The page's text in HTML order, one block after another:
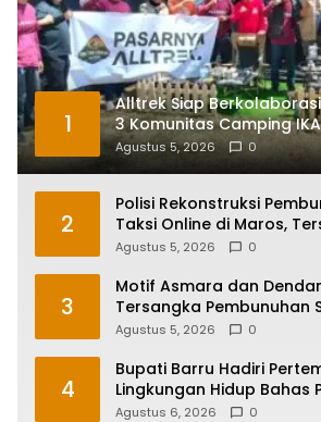
1
Alltrek Siap
3 Komunitas Camping
Makassar di Malino
Agustus 5, 2026 0
2
Polisi Rekonstruksi
Taksi Online di Maros,
Peragakan 24 Adegan
Agustus 5, 2026 0
3
Motif Asmara dan
Tersangka Pembunuhan
Online di Maros
Agustus 5, 2026 0
4
Bupati Barru Hadiri
Lingkungan Hidup Bahas
Sulsel
Agustus 6, 2026 0